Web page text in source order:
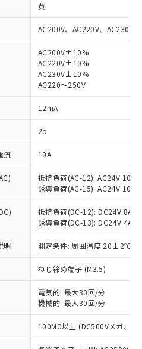
黄
AC200V、AC220V、AC230V
AC200V±10%
AC220V±10%
AC230V±10%
AC220～250V
12mA
2b
流 10A
抵抗負荷(AC-12): AC24V 10A/
誘導負荷(AC-15): AC24V
抵抗負荷(DC-12): DC24V 8A/
誘導負荷(DC-13): DC24V 4A/
明 測定条件: 周囲温度 20±2℃、
ねじ締め端子 (M3.5)
電気的: 最大30回/分
機械的: 最大30回/分
100MΩ以上 (DC500Vメガ、点
いただき、同意のうえ
当社制御機器事業取扱
状況および標準価格
せていただくもので
象外となる商品もある
ださい。
標準価格照会結果は、
新日時点での社内デー
されるものであり、閲
の実際の在庫および標
指令（10物質）の
が提供可能な商品で
令（10物質）の非含
切り替える予定のある
指令（10物質）の
品で、対応品を出す予
指令（10物質）の
調査中または確認中の
ス料など無形物で、有
ない商品です。
、非含有部品として
と判明した場合などや
があります。
(Hg) 1000ppm以下、 カド
以下、ポリ臭化ビフェニル
含有率が中国RoHSの
とを示します。
含有率が中国RoHSの
ことを示します。
当社販売部門へお問
(GB/T26572)：
銀) : 1000ppm、 Cd(カドミウ
貴社製品のうち、外国
貿易法に定める商品
物等」という）を輸出
提供する場合は、日本
可(または役務取引許
などの必要な手続きを